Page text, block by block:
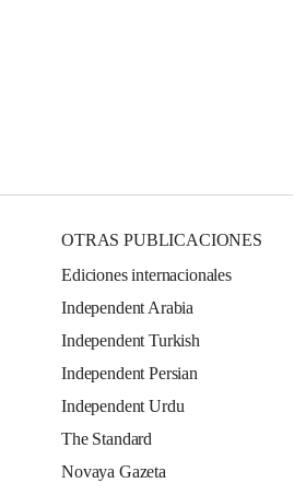
OTRAS PUBLICACIONES
Ediciones internacionales
Independent Arabia
Independent Turkish
Independent Persian
Independent Urdu
The Standard
Novaya Gazeta